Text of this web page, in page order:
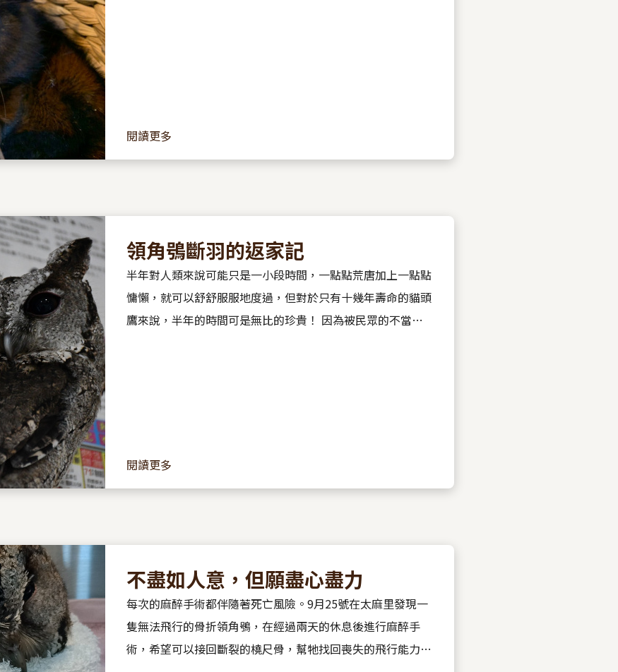
閱讀更多
領角鴞斷羽的返家記
半年對人類來說可能只是一小段時間，一點點荒唐加上一點點
慵懶，就可以舒舒服服地度過，但對於只有十幾年壽命的貓頭
鷹來說，半年的時間可是無比的珍貴！ 因為被民眾的不當飼
閱讀更多
不盡如人意，但願盡心盡力
每次的麻醉手術都伴隨著死亡風險。9月25號在太麻里發現一
隻無法飛行的骨折領角鴞，在經過兩天的休息後進行麻醉手
術，希望可以接回斷裂的橈尺骨，幫牠找回喪失的飛行能力。